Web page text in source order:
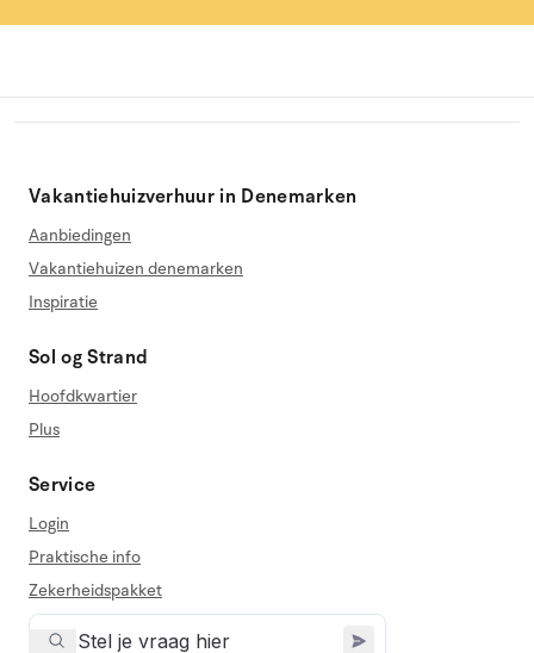
Vakantiehuizverhuur in Denemarken
Aanbiedingen
Vakantiehuizen denemarken
Inspiratie
Sol og Strand
Hoofdkwartier
Plus
Service
Login
Praktische info
Zekerheidspakket